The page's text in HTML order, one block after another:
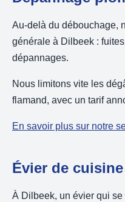
Au-delà du débouchage,
générale à Dilbeek :
dépannages.
Nous limitons vite les
flamand, avec un tarif
En savoir plus sur notre
Évier de
À Dilbeek, un évier qui